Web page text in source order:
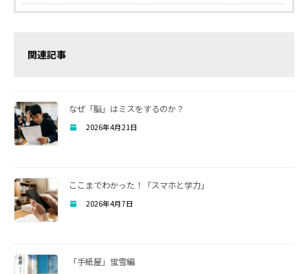
関連記事
なぜ「脳」はミスをするのか？
2026年4月21日
ここまでわかった！「スマホと学力」
2026年4月7日
「手紙屋」蛍雪編